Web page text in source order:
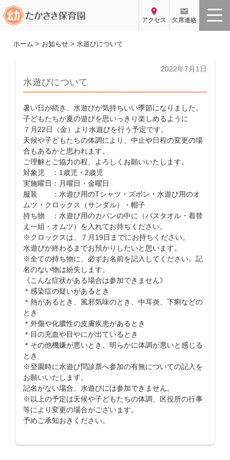
コ
ン
location_on
アクセス
email
欠席連絡
ホーム > お知らせ> 水遊びについて
投
日:
2022年7月1日
水遊びについて
暑い日が続き、水遊びが気持ちいい季節になりました。
子どもたちが夏の遊びを思いっきり楽しめるように
７月22日（金）より水遊びを行う予定です。
天候や子どもたちの体調により、中止や日程の変更の場
合もあるかと思われます。
ご理解とご協力の程、よろしくお願いいたします。
対象児 ：1歳児・2歳児
実施曜日：月曜日・金曜日
服装 ：水遊び用のTシャツ・ズボン・水遊び用のオ
ムツ・クロックス（サンダル）・帽子
持ち物 ：水遊び用のカバンの中に（バスタオル・着替
え一組・オムツ）を入れてお持ちください。
※クロックスは、７月19日までにお持ちください。
水遊びが終わるまでお預かりしたいと思います。
※全ての持ち物に、必ずお名前を記入してください。記
名のない物は紛失します。
《こんな症状がある場合は参加できません》
＊感染症の疑いがあるとき
＊熱があるとき、風邪気味のとき、中耳炎、下痢などの
とき
＊外傷や化膿性の皮膚疾患があるとき
＊目の充血や目やにが出ているとき
＊その他機嫌が悪いとき、明らかに体調が悪いと感じる
とき
※登園時に水遊び問診票へ参加の有無についての記入を
お願いいたします。
記名がない場合、水遊びには参加できません。
※以上の予定は天候や子どもたちの体調、区役所の行事
等により変更の場合がございます。
予めご承知おきください。